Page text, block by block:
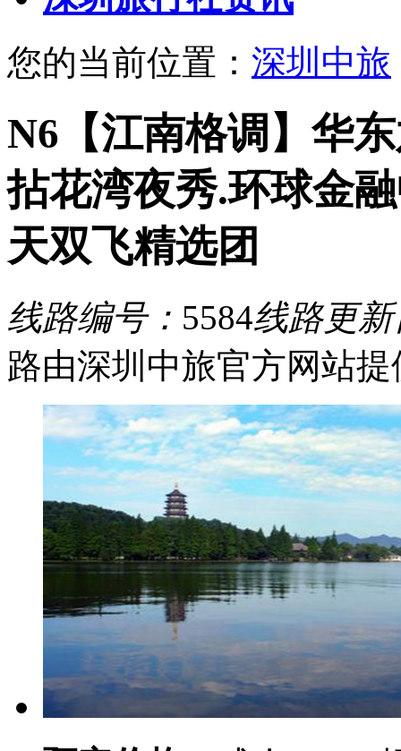
您的当前位置： 深圳中旅
N6【江南格调】华
拈花湾夜秀.环球金
天双飞精选团
线路编号： 5584线路更
路由深圳中旅官方网站提